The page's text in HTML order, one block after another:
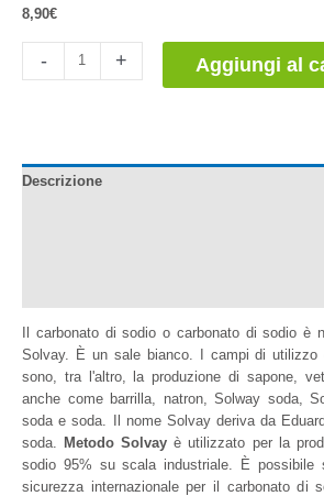
8,90€
-
Carbonato
+ Aggiungi al
Descrizione
Il carbonato di sodio o carbonato di sodio è
Solvay. È un sale bianco. I campi di utilizzo
sono, tra l'altro, la produzione di sapone,
anche come barrilla, natron, Solway soda,
soda e soda. Il nome Solvay deriva da
soda. Metodo Solvay è utilizzato per la
sodio 95% su scala industriale. È possibile
sicurezza internazionale per il carbonato di